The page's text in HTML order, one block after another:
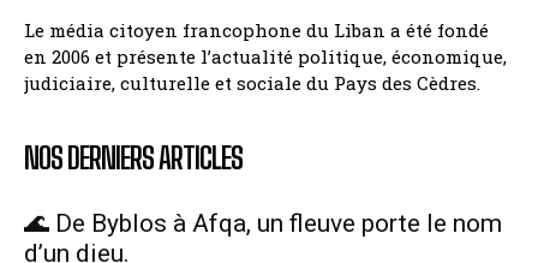
Le média citoyen francophone du Liban a été fondé
en 2006 et présente l’actualité politique, économique,
judiciaire, culturelle et sociale du Pays des Cèdres.
NOS DERNIERS ARTICLES
🌊 De Byblos à Afqa, un fleuve porte le nom
d’un dieu.